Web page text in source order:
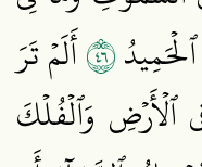
٦٤أَلَمۡ تَرَ
وَٱلۡفُلۡكَ